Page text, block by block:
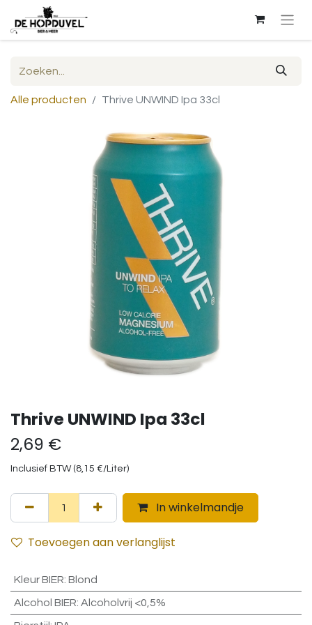
Alle producten Thrive UNWIND Ipa 33cl
Thrive UNWIND Ipa 33cl
2,69 €
Inclusief BTW (8,15 €/Liter)
In winkelmandje
Toevoegen aan verlanglijst
Kleur BIER: Blond
Alcohol BIER: Alcoholvrij <0,5%